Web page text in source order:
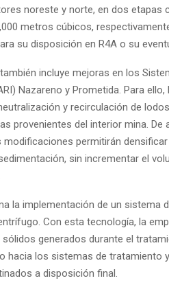
noreste y norte, en dos etapas
metros cúbicos,
su disposición en R4A o su
incluye mejoras en los
Nazareno y Prometida. Para
y recirculación de
provenientes del interior mina.
modificaciones permitirán
sin incrementar el
la implementación de un sistema
Con esta tecnología, la
sólidos generados durante el
hacia los sistemas de tratamiento
a disposición final.